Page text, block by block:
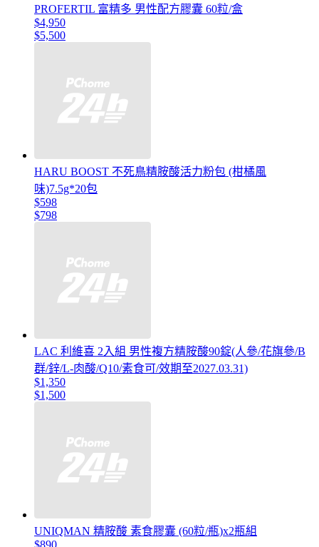
PROFERTIL 富精多 男性配方膠囊 60粒/盒
$4,950
$5,500
HARU BOOST 不死鳥精胺酸活力粉包 (柑橘風
味)7.5g*20包
$598
$798
LAC 利維喜 2入組 男性複方精胺酸90錠(人參/花旗參/B
群/鋅/L-肉酸/Q10/素食可/效期至2027.03.31)
$1,350
$1,500
UNIQMAN 精胺酸 素食膠囊 (60粒/瓶)x2瓶組